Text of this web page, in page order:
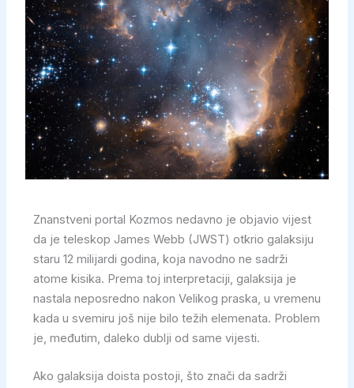
Znanstveni portal Kozmos nedavno je objavio vijest
da je teleskop James Webb (JWST) otkrio galaksiju
staru 12 milijardi godina, koja navodno ne sadrži
atome kisika. Prema toj interpretaciji, galaksija je
nastala neposredno nakon Velikog praska, u vremenu
kada u svemiru još nije bilo težih elemenata. Problem
je, međutim, daleko dublji od same vijesti.
Ako galaksija doista postoji, što znači da sadrži